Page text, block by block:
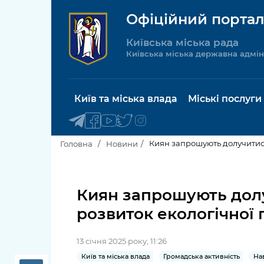
Офіційний
Київська міська рада
Київська міська державна
Київ та міська влада
Київська міська рада
Керівництво КМДА
Міські послуги
послуги
Пільги,
Паспорт,
Головна Новини Киян запрошують
Киян запрошують
розвиток екологічної
13 січня 2025 року, 11:26
Київ та міська влада Громадська активність